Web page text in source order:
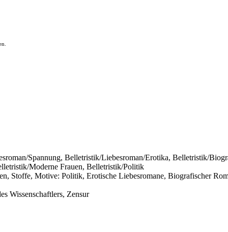
Spannung, Belletristik/Liebesroman/Erotika, Belletristik/
Moderne Frauen, Belletristik/Politik
Stoffe, Motive: Politik, Erotische Liebesromane, Biografischer
Wissenschaftlers, Zensur